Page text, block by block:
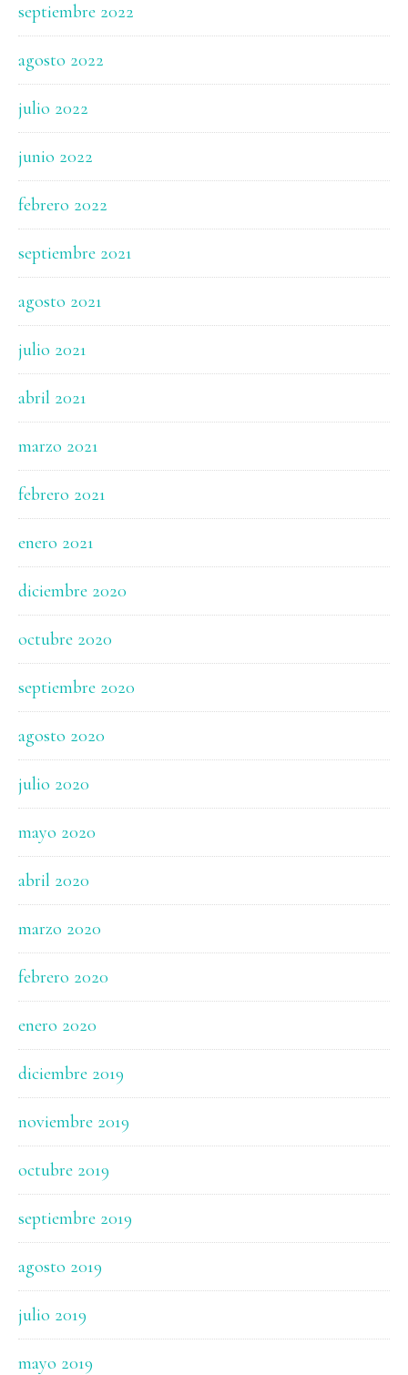
septiembre 2022
agosto 2022
julio 2022
junio 2022
febrero 2022
septiembre 2021
agosto 2021
julio 2021
abril 2021
marzo 2021
febrero 2021
enero 2021
diciembre 2020
octubre 2020
septiembre 2020
agosto 2020
julio 2020
mayo 2020
abril 2020
marzo 2020
febrero 2020
enero 2020
diciembre 2019
noviembre 2019
octubre 2019
septiembre 2019
agosto 2019
julio 2019
mayo 2019